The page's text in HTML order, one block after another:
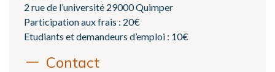
2 rue de l’université 29000 Quimper
Participation aux frais : 20€
Etudiants et demandeurs d’emploi : 10€
Contact